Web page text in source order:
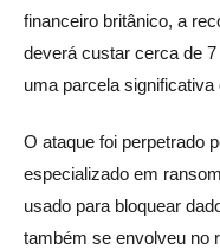
financeiro britânico, a
deverá custar cerca de
uma parcela
O ataque foi perpetrado
especializado em
usado para bloquear
também se envolveu no